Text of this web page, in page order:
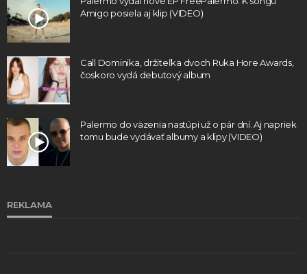
Amigo posiela aj klip (VIDEO)
Call Dominika, držiteľka dvoch Ruka Hore Awards,
čoskoro vydá debutový album
Palermo do väzenia nastúpi už o pár dní. Aj napriek
tomu bude vydávať albumy a klipy (VIDEO)
REKLAMA